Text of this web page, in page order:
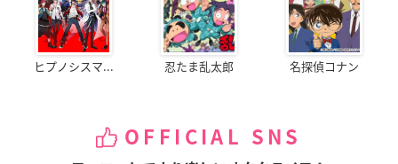
ヒプノシスマ... 忍たま乱太郎 名探偵コナン
OFFICIAL SNS